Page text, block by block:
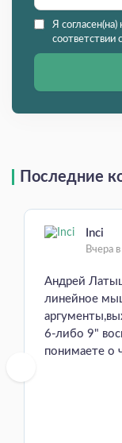
Я
соответствии с
Последние
Inci
Вчера
Андрей
линейное
6-либо 9"
понимаете о